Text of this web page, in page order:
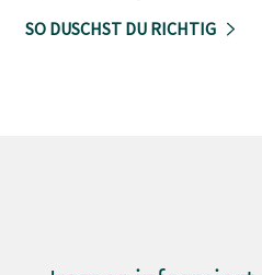
SO DUSCHST DU RICHTIG